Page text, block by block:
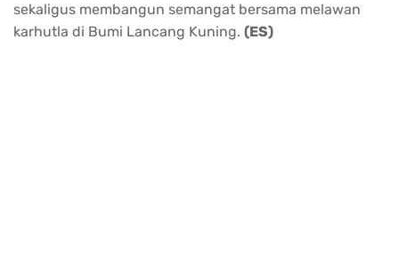
sekaligus membangun semangat bersama melawan
karhutla di Bumi Lancang Kuning. (ES)